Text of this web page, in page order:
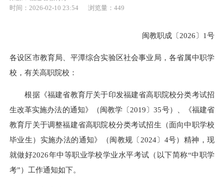
时间：2026-02-10 23:54
浏览量： 449
闽教职成〔2026〕1号
各设区市教育局、平潭综合实验区社会事业局，各省属中职学
校，有关高职院校：
根据《福建省教育厅关于印发福建省高职院校分类考试招
生改革实施办法的通知》（闽教学〔2019〕35号）、《福建省
教育厅关于调整福建省高职院校分类考试招生（面向中职学校
毕业生）实施办法的通知》（闽教规〔2024〕4号）精神，现
就做好2026年中等职业学校学业水平考试（以下简称“中职学
考”）工作通知如下。